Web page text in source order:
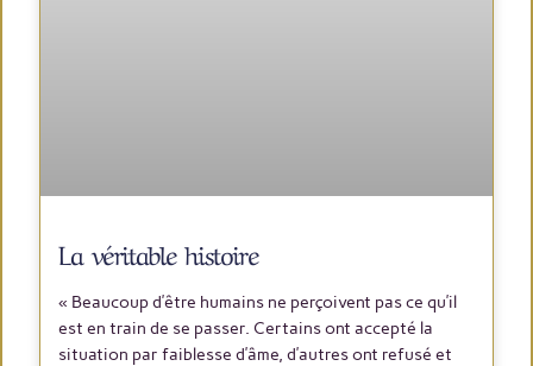
La véritable histoire
« Beaucoup d’être humains ne perçoivent pas ce qu’il
est en train de se passer. Certains ont accepté la
situation par faiblesse d’âme, d’autres ont refusé et